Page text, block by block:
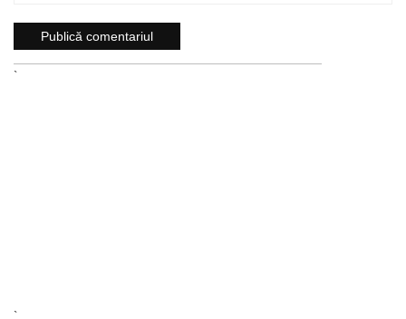
`
`